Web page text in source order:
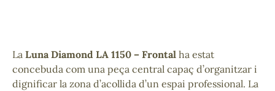
La Luna Diamond LA 1150 – Frontal ha estat
concebuda com una peça central capaç d’organitzar i
dignificar la zona d’acollida d’un espai professional. La